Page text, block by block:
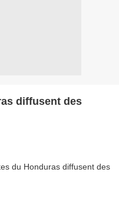
diffusent des